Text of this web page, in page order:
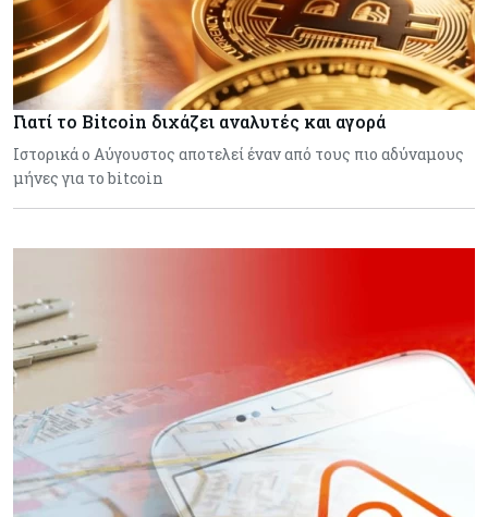
Γιατί το Bitcoin διχάζει αναλυτές και αγορά
Ιστορικά ο Αύγουστος αποτελεί έναν από τους πιο αδύναμους
μήνες για το bitcoin